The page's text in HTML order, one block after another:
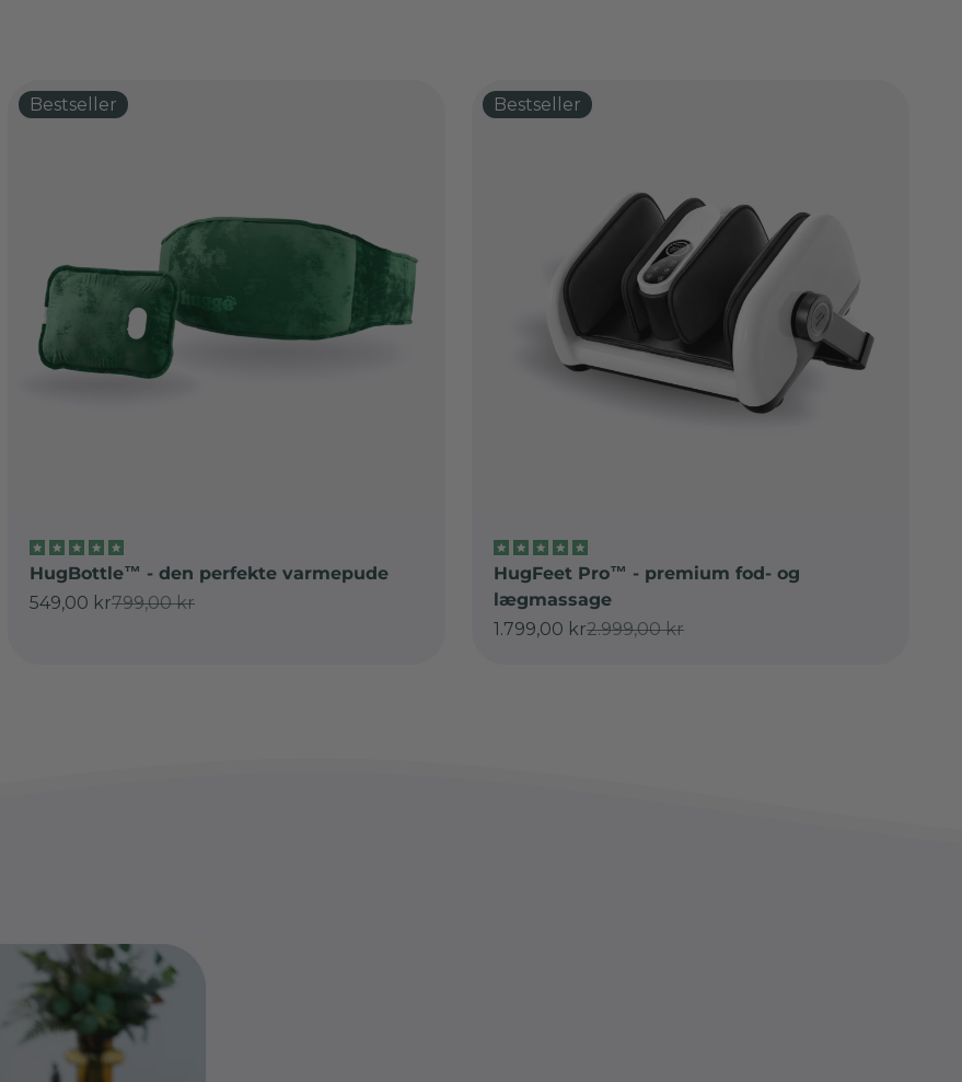
Bestseller
HugBottle™ - den perfekte varmepude
Salgspris
549,00 krNormalpris
799,00 kr
Bestseller
HugFeet Pro™ - premium fod- og
lægmassage
Salgspris
1.799,00 krNormalpris
2.999,00 kr